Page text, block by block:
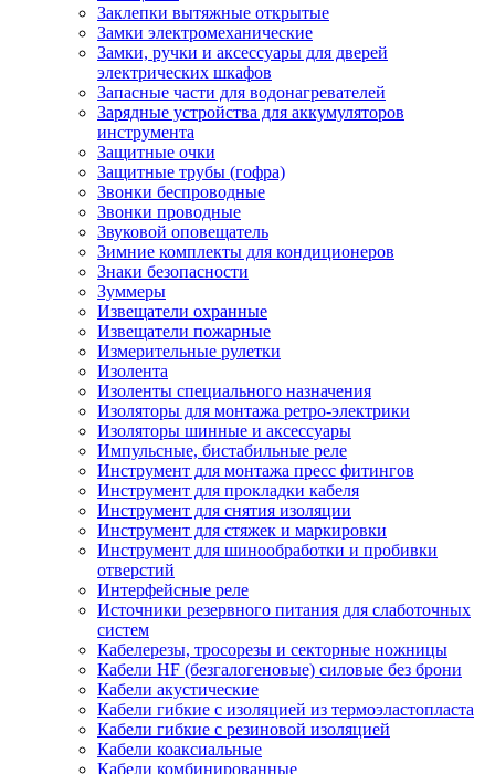
Заклепки вытяжные открытые
Замки электромеханические
Замки, ручки и аксессуары для дверей
электрических шкафов
Запасные части для водонагревателей
Зарядные устройства для аккумуляторов
инструмента
Защитные очки
Защитные трубы (гофра)
Звонки беспроводные
Звонки проводные
Звуковой оповещатель
Зимние комплекты для кондиционеров
Знаки безопасности
Зуммеры
Извещатели охранные
Извещатели пожарные
Измерительные рулетки
Изолента
Изоленты специального назначения
Изоляторы для монтажа ретро-электрики
Изоляторы шинные и аксессуары
Импульсные, бистабильные реле
Инструмент для монтажа пресс фитингов
Инструмент для прокладки кабеля
Инструмент для снятия изоляции
Инструмент для стяжек и маркировки
Инструмент для шинообработки и пробивки
отверстий
Интерфейсные реле
Источники резервного питания для слаботочных
систем
Кабелерезы, тросорезы и секторные ножницы
Кабели HF (безгалогеновые) силовые без брони
Кабели акустические
Кабели гибкие с изоляцией из термоэластопласта
Кабели гибкие с резиновой изоляцией
Кабели коаксиальные
Кабели комбинированные